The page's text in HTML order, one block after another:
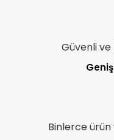
Güvenli
Binlerce